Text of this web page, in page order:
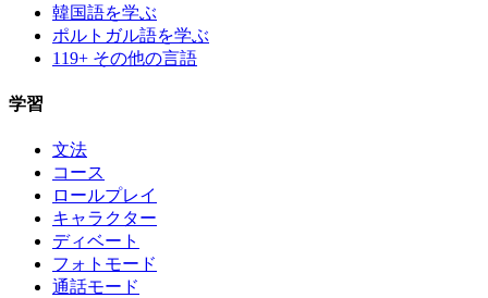
韓国語を学ぶ
ポルトガル語を学ぶ
119+ その他の言語
学習
文法
コース
ロールプレイ
キャラクター
ディベート
フォトモード
通話モード